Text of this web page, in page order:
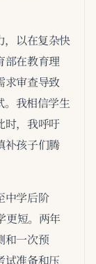
，以在复杂快
部在教育理
求审查导致
。我相信学生
时，我呼吁
补孩子们腾
中学后阶
更短。两年
和一次预
试准备和压